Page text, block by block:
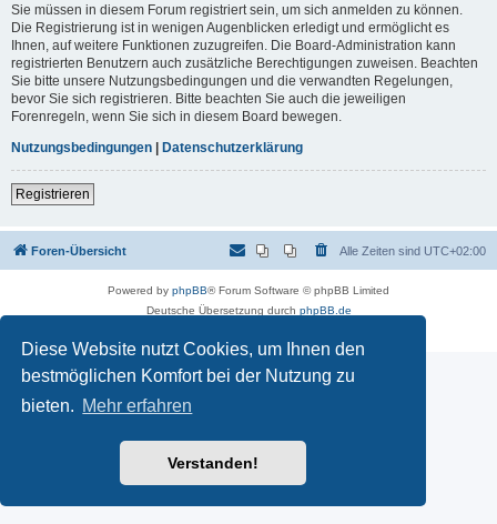
Diese Website nutzt Cookies, um Ihnen den
bestmöglichen Komfort bei der Nutzung zu
bieten. Mehr erfahren
Verstanden!
Sie müssen in diesem Forum registriert sein, um sich anmelden zu können.
Die Registrierung ist in wenigen Augenblicken erledigt und ermöglicht es
Ihnen, auf weitere Funktionen zuzugreifen. Die Board-Administration kann
registrierten Benutzern auch zusätzliche Berechtigungen zuweisen. Beachten
Sie bitte unsere Nutzungsbedingungen und die verwandten Regelungen,
bevor Sie sich registrieren. Bitte beachten Sie auch die jeweiligen
Forenregeln, wenn Sie sich in diesem Board bewegen.
Nutzungsbedingungen | Datenschutzerklärung
Registrieren
Foren-Übersicht Alle Zeiten sind UTC+02:00
Powered by phpBB® Forum Software © phpBB Limited
Deutsche Übersetzung durch phpBB.de